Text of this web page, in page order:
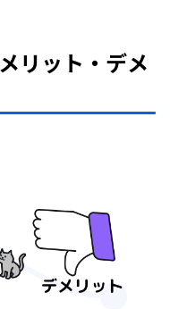
印象◎
てみる
、自然体がベスト
を活用
のコツ
活用しよう
リット・デメ